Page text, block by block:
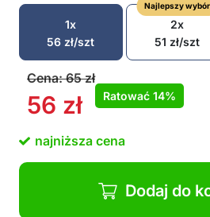
1x
56 zł/szt
Najlepszy wybór
2x
51 zł/szt
Cena:65zł
56 zł Ratować 14%
najniższa cena
Dodaj do